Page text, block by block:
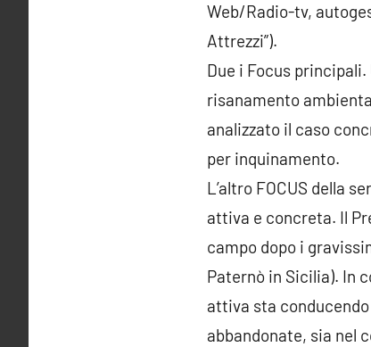
Web/Radio-tv,
Attrezzi”).
Due i Focus
risanamento
analizzato il caso
per inquinamento.
L’altro FOCUS della
attiva e concreta. Il
campo dopo i
Paternò in Sicilia). In
attiva sta
abbandonate, sia nel